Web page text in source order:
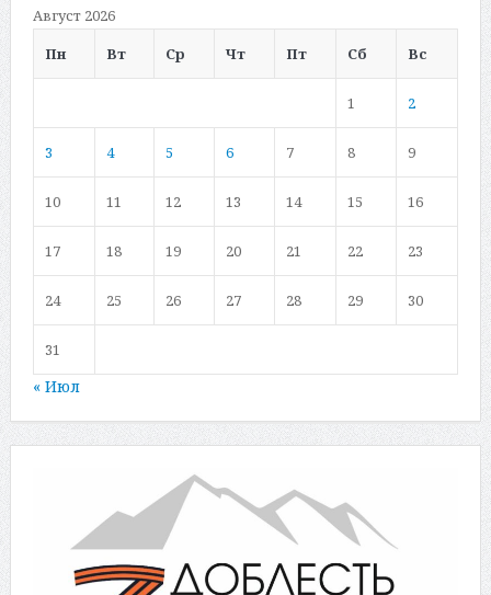
Август 2026
Пн
Вт Ср Чт Пт Сб Вс
1 2
3 4 5 6 7 8 9
10 11 12 13 14 15 16
17 18 19 20 21 22 23
24 25 26 27 28 29 30
31
« Июл